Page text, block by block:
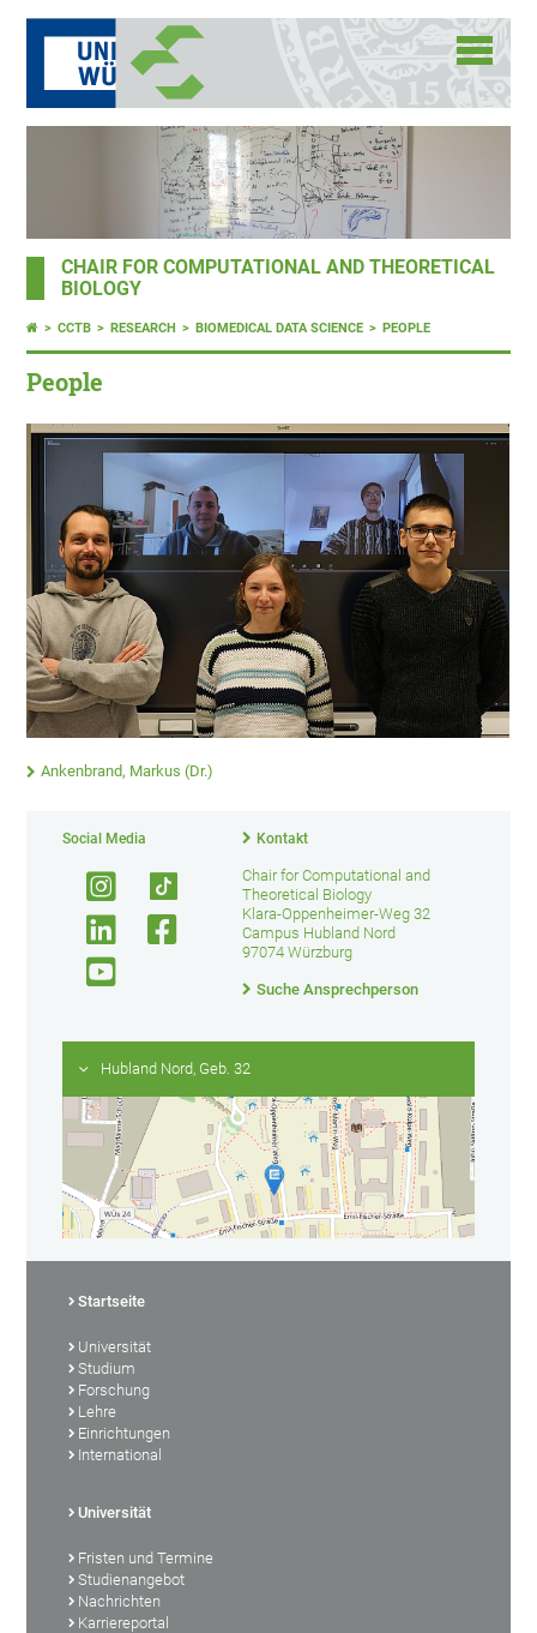
CHAIR FOR COMPUTATIONAL AND THEORETICAL
BIOLOGY
CCTB RESEARCH BIOMEDICAL DATA SCIENCE PEOPLE
People
Ankenbrand, Markus (Dr.)
Social Media Kontakt
Chair for Computational and
Theoretical Biology
Klara-Oppenheimer-Weg 32
Campus Hubland Nord
97074 Würzburg
Suche Ansprechperson
Hubland Nord, Geb. 32
Startseite
Universität
Studium
Forschung
Lehre
Einrichtungen
International
Universität
Fristen und Termine
Studienangebot
Nachrichten
Karriereportal